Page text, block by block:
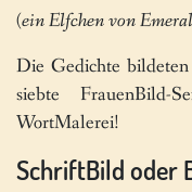
(ein Elfchen von
Die Gedichte
siebte FrauenBild-
WortMalerei!
SchriftBild oder